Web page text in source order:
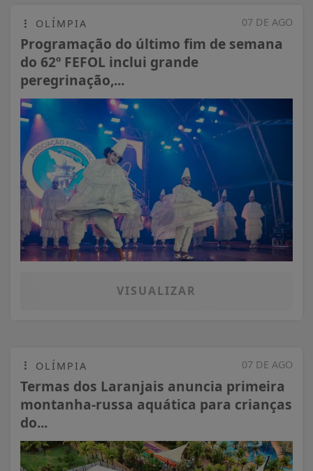
07 DE AGO
OLÍMPIA
Programação do último fim de semana
do 62º FEFOL inclui grande
peregrinação,...
VISUALIZAR
07 DE AGO
OLÍMPIA
Termas dos Laranjais anuncia primeira
montanha-russa aquática para crianças
do...